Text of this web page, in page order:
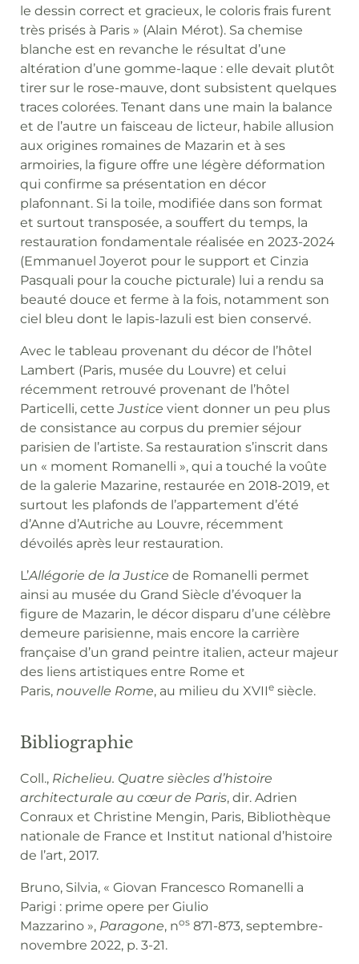
le dessin correct et gracieux, le coloris frais furent
très prisés à Paris » (Alain Mérot). Sa chemise
blanche est en revanche le résultat d’une
altération d’une gomme-laque : elle devait plutôt
tirer sur le rose-mauve, dont subsistent quelques
traces colorées. Tenant dans une main la balance
et de l’autre un faisceau de licteur, habile allusion
aux origines romaines de Mazarin et à ses
armoiries, la figure offre une légère déformation
qui confirme sa présentation en décor
plafonnant. Si la toile, modifiée dans son format
et surtout transposée, a souffert du temps, la
restauration fondamentale réalisée en 2023-2024
(Emmanuel Joyerot pour le support et Cinzia
Pasquali pour la couche picturale) lui a rendu sa
beauté douce et ferme à la fois, notamment son
ciel bleu dont le lapis-lazuli est bien conservé.
Avec le tableau provenant du décor de l’hôtel
Lambert (Paris, musée du Louvre) et celui
récemment retrouvé provenant de l’hôtel
Particelli, cetteJustice vient donner un peu plus
de consistance au corpus du premier séjour
parisien de l’artiste. Sa restauration s’inscrit dans
un « moment Romanelli », qui a touché la voûte
de la galerie Mazarine, restaurée en 2018-2019, et
surtout les plafonds de l’appartement d’été
d’Anne d’Autriche au Louvre, récemment
dévoilés après leur restauration.
L’Allégorie de la Justice de Romanelli permet
ainsi au musée du Grand Siècle d’évoquer la
figure de Mazarin, le décor disparu d’une célèbre
demeure parisienne, mais encore la carrière
française d’un grand peintre italien, acteur majeur
des liens artistiques entre Rome et
Paris, nouvelle Rome, au milieu du XVIIe siècle.
Bibliographie
Coll., Richelieu. Quatre siècles d’histoire
architecturale au cœur de Paris, dir. Adrien
Conraux et Christine Mengin, Paris, Bibliothèque
nationale de France et Institut national d’histoire
de l’art, 2017.
Bruno, Silvia, « Giovan Francesco Romanelli a
Parigi : prime opere per Giulio
Mazzarino », Paragone, nos 871-873, septembre-
novembre 2022, p. 3-21.